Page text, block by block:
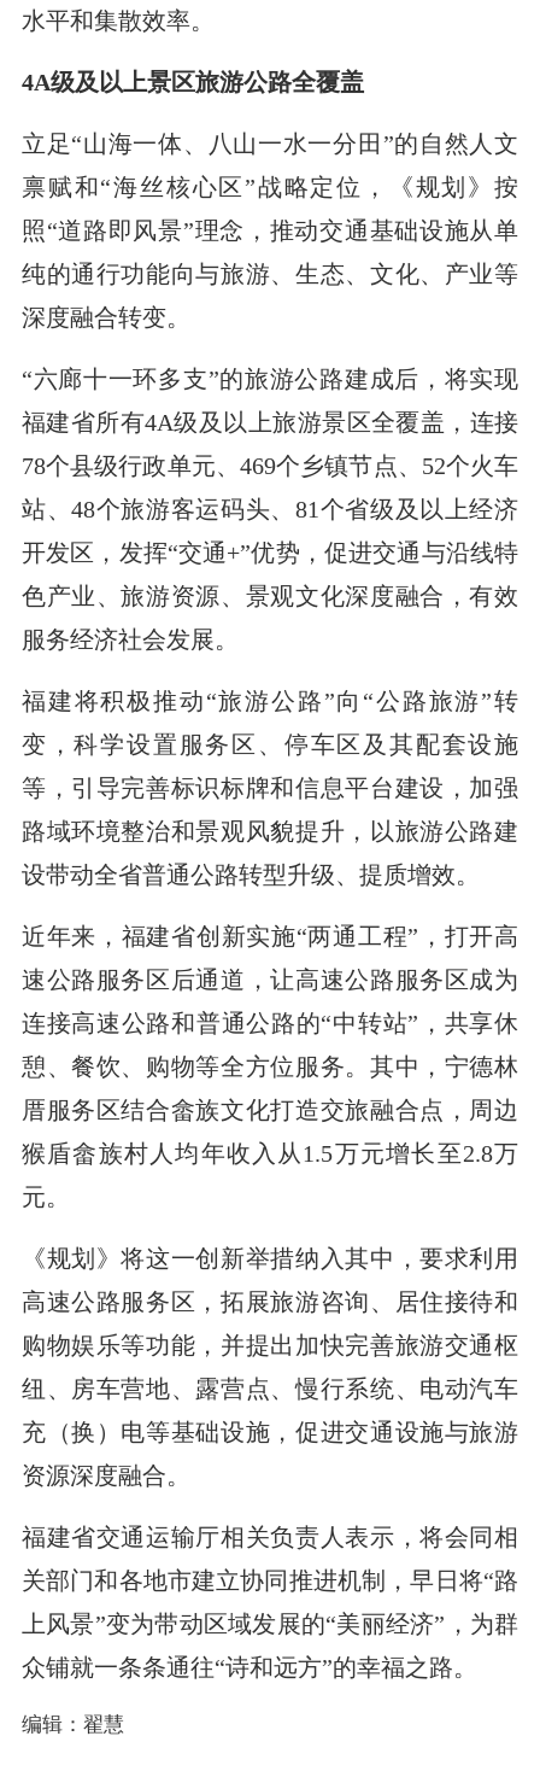
水平和集散效率。
4A级及以上景区旅游公路全覆盖
立足“山海一体、八山一水一分田”的自然人文
禀赋和“海丝核心区”战略定位，《规划》按
照“道路即风景”理念，推动交通基础设施从单
纯的通行功能向与旅游、生态、文化、产业等
深度融合转变。
“六廊十一环多支”的旅游公路建成后，将实现
福建省所有4A级及以上旅游景区全覆盖，连接
78个县级行政单元、469个乡镇节点、52个火车
站、48个旅游客运码头、81个省级及以上经济
开发区，发挥“交通+”优势，促进交通与沿线特
色产业、旅游资源、景观文化深度融合，有效
服务经济社会发展。
福建将积极推动“旅游公路”向“公路旅游”转
变，科学设置服务区、停车区及其配套设施
等，引导完善标识标牌和信息平台建设，加强
路域环境整治和景观风貌提升，以旅游公路建
设带动全省普通公路转型升级、提质增效。
近年来，福建省创新实施“两通工程”，打开高
速公路服务区后通道，让高速公路服务区成为
连接高速公路和普通公路的“中转站”，共享休
憩、餐饮、购物等全方位服务。其中，宁德林
厝服务区结合畲族文化打造交旅融合点，周边
猴盾畲族村人均年收入从1.5万元增长至2.8万
元。
《规划》将这一创新举措纳入其中，要求利用
高速公路服务区，拓展旅游咨询、居住接待和
购物娱乐等功能，并提出加快完善旅游交通枢
纽、房车营地、露营点、慢行系统、电动汽车
充（换）电等基础设施，促进交通设施与旅游
资源深度融合。
福建省交通运输厅相关负责人表示，将会同相
关部门和各地市建立协同推进机制，早日将“路
上风景”变为带动区域发展的“美丽经济”，为群
众铺就一条条通往“诗和远方”的幸福之路。
编辑：翟慧